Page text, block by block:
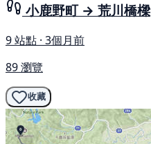
小鹿野町 → 荒川橋樑
9 站點 · 3個月前
89 瀏覽
收藏